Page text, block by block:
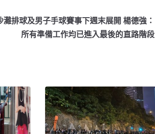
灘排球及男子手球賽事下週末展開 楊德強：
所有準備工作均已進入最後的直路階段